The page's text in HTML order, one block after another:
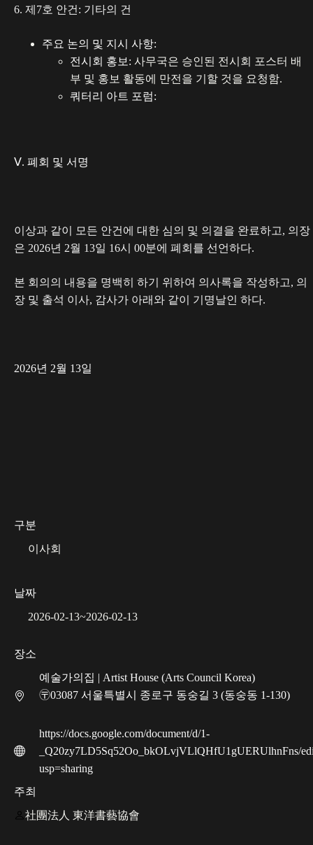
6. 제7호 안건: 기타의 건
주요 논의 및 지시 사항:
전시회 홍보: 사무국은 승인된 전시회 포스터 배
부 및 홍보 활동에 만전을 기할 것을 요청함.
쿼터리 아트 포럼:
Ⅴ. 폐회 및 서명
이상과 같이 모든 안건에 대한 심의 및 의결을 완료하고, 의장
은 2026년 2월 13일 16시 00분에 폐회를 선언하다.
본 회의의 내용을 명백히 하기 위하여 의사록을 작성하고, 의
장 및 출석 이사, 감사가 아래와 같이 기명날인 하다.
2026년 2월 13일
구분
이사회
날짜
2026-02-13~2026-02-13
장소
예술가의집 | Artist House (Arts Council Korea)
〶03087 서울특별시 종로구 동숭길 3 (동숭동 1-130)
https://docs.google.com/document/d/1-
_Q20zy7LD5Sq52Oo_bkOLvjVLlQHfU1gUERUlhnFns/
usp=sharing
주최
社團法人 東洋書藝協會